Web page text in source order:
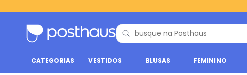
CATEGORIAS VESTIDOS BLUSAS FEMININO